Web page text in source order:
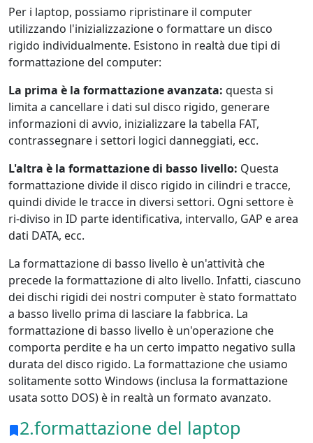
Per i laptop, possiamo ripristinare il computer
utilizzando l'inizializzazione o formattare un disco
rigido individualmente. Esistono in realtà due tipi di
formattazione del computer:
La prima è la formattazione avanzata: questa si
limita a cancellare i dati sul disco rigido, generare
informazioni di avvio, inizializzare la tabella FAT,
contrassegnare i settori logici danneggiati, ecc.
L'altra è la formattazione di basso livello: Questa
formattazione divide il disco rigido in cilindri e tracce,
quindi divide le tracce in diversi settori. Ogni settore è
ri-diviso in ID parte identificativa, intervallo, GAP e area
dati DATA, ecc.
La formattazione di basso livello è un'attività che
precede la formattazione di alto livello. Infatti, ciascuno
dei dischi rigidi dei nostri computer è stato formattato
a basso livello prima di lasciare la fabbrica. La
formattazione di basso livello è un'operazione che
comporta perdite e ha un certo impatto negativo sulla
durata del disco rigido. La formattazione che usiamo
solitamente sotto Windows (inclusa la formattazione
usata sotto DOS) è in realtà un formato avanzato.
2.formattazione del laptop